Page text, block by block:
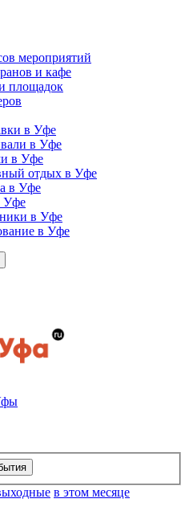
мероприятий
и кафе
площадок
в Уфе
в Уфе
в Уфе
отдых в Уфе
в Уфе
Уфе
в Уфе
в Уфе
в этом месяце